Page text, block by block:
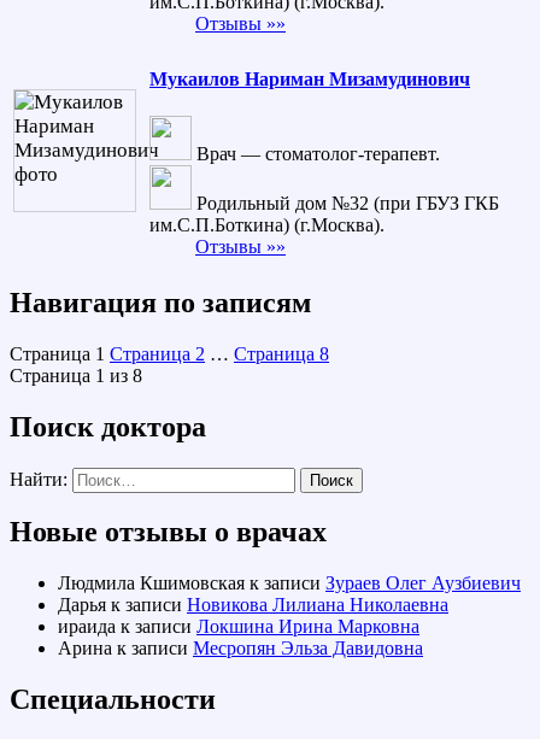
Отзывы »»
Мукаилов Нариман Мизамудинович
Врач — стоматолог-терапевт.
Родильный дом №32 (при ГБУЗ ГКБ
им.С.П.Боткина) (г.Москва).
Отзывы »»
Навигация по записям
Страница 1 Страница 2 … Страница 8
Страница 1 из 8
Поиск доктора
Найти:
Новые отзывы о врачах
Людмила Кшимовская к записи Зураев Олег Аузбиевич
Дарья к записи Новикова Лилиана Николаевна
ираида к записи Локшина Ирина Марковна
Арина к записи Месропян Эльза Давидовна
Специальности